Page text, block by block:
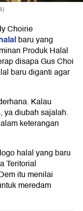
Choirie
baru yang
Produk Halal
disapa Gus Choi
baru diganti agar
Kalau
ya diubah sajalah.
keterangan
halal yang baru
Teritorial
itu menilai
meredam